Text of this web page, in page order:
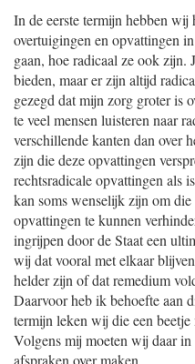
In de eerste termijn hebben wij
overtuigingen en opvattingen
gaan, hoe radicaal ze ook zijn.
bieden, maar er zijn altijd
gezegd dat mijn zorg groter is
te veel mensen luisteren naar
verschillende kanten dan over
zijn die deze opvattingen
rechtsradicale opvattingen als
kan soms wenselijk zijn om
opvattingen te kunnen
ingrijpen door de Staat een
wij dat vooral met elkaar
helder zijn of dat remedium
Daarvoor heb ik behoefte aan
termijn leken wij die een
Volgens mij moeten wij daar
afspraken over maken.